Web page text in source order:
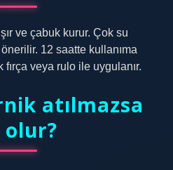
ve çabuk kurur. Çok su
12 saatte kullanıma
fırça veya rulo ile uygulanır.
atılmazsa
olur?